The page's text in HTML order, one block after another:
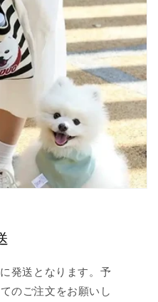
発送となります。予
のご注文をお願いし